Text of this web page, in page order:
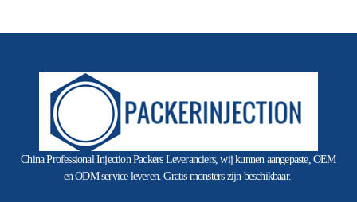
China Professional Injection Packers Leveranciers, wij kunnen aangepaste, OEM
en ODM service leveren. Gratis monsters zijn beschikbaar.